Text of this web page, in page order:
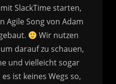
SlackTime starten,
Agile Song von Adam
Wir nutzen
darauf zu schauen,
und vielleicht sogar
ist keines Wegs so,